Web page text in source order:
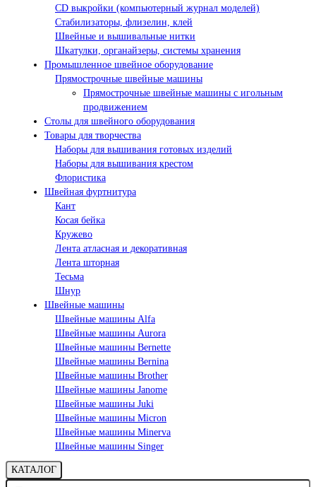
СD выкройки (компьютерный журнал моделей)
Стабилизаторы, флизелин, клей
Швейные и вышивальные нитки
Шкатулки, органайзеры, системы хранения
Промышленное швейное оборудование
Прямострочные швейные машины
Прямострочные швейные машины с игольным
продвижением
Столы для швейного оборудования
Товары для творчества
Наборы для вышивания готовых изделий
Наборы для вышивания крестом
Флористика
Швейная фуртнитура
Кант
Косая бейка
Кружево
Лента aтласная и декоративная
Лента шторная
Тесьма
Шнур
Швейные машины
Швейные машины Alfa
Швейные машины Aurora
Швейные машины Bernette
Швейные машины Bernina
Швейные машины Brother
Швейные машины Janome
Швейные машины Juki
Швейные машины Micron
Швейные машины Minerva
Швейные машины Singer
КАТАЛОГ